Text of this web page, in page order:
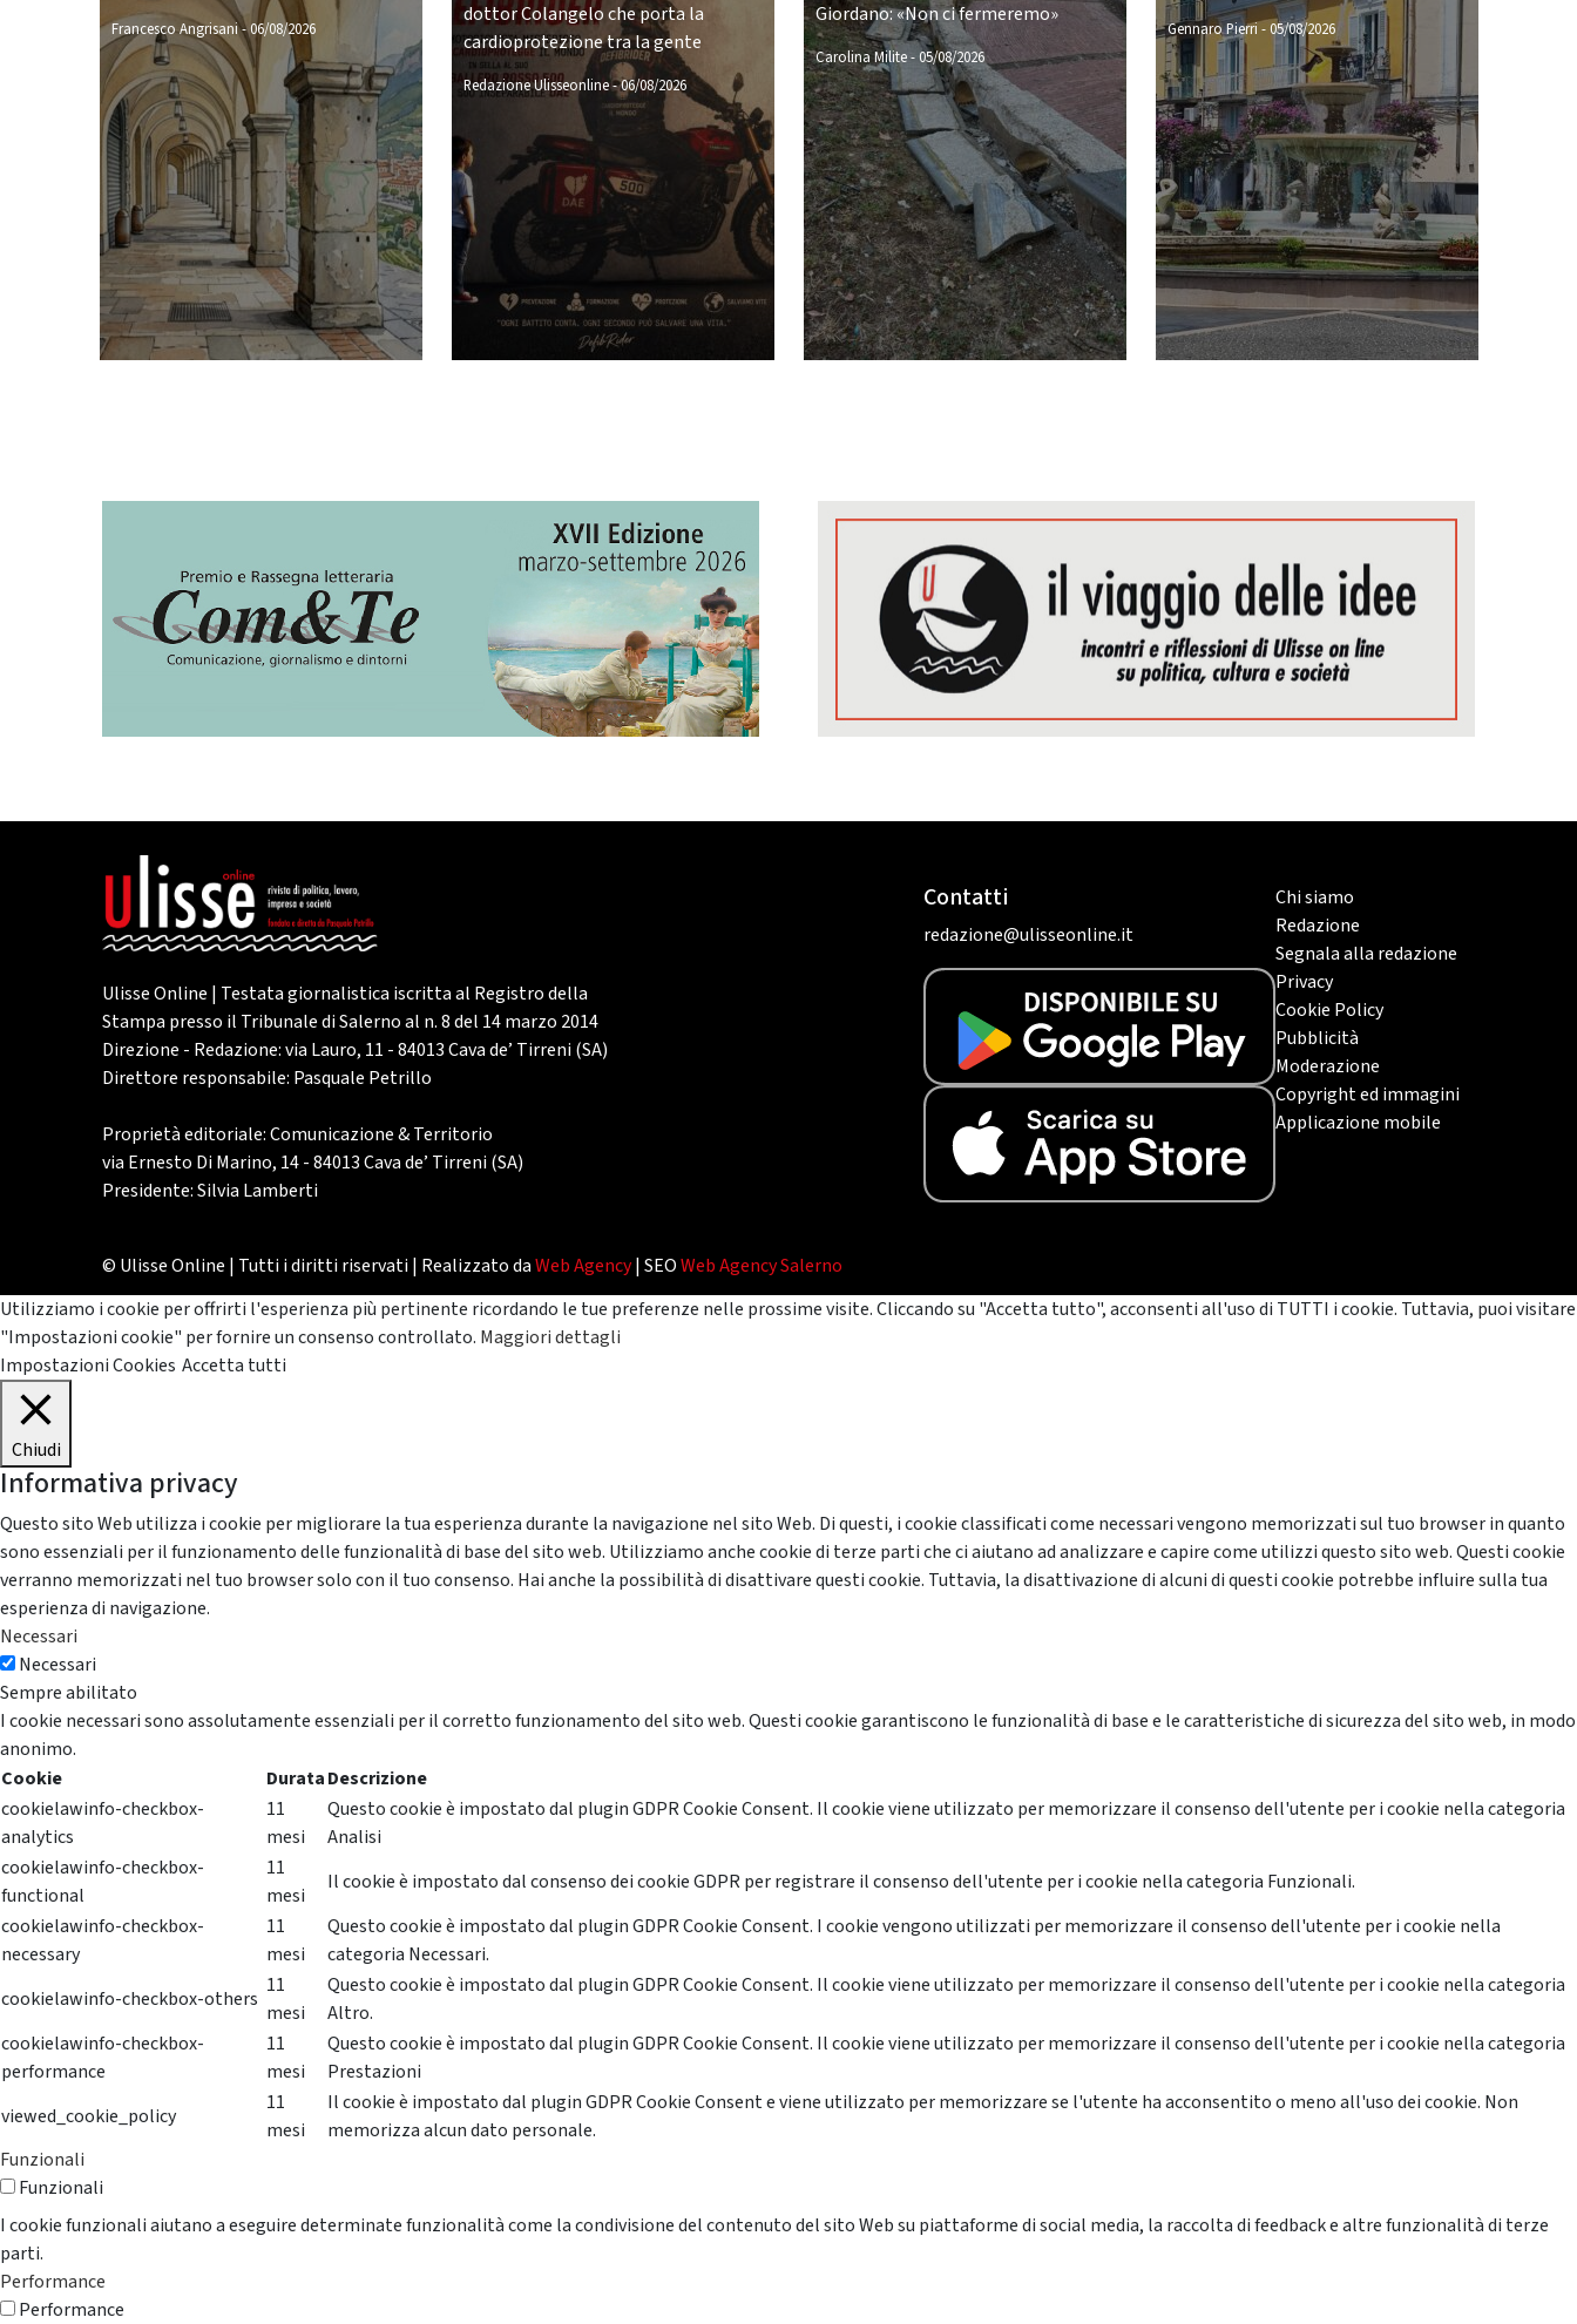
Francesco Angrisani-06/08/2026
dottor Colangelo che porta la
cardioprotezione tra la gente
Redazione Ulisseonline-06/08/2026
Giordano: «Non ci fermeremo»
Carolina Milite- 05/08/2026
Gennaro Pierri -05/08/2026
Ulisse Online | Testata giornalistica iscritta al Registro della
Stampa presso il Tribunale di Salerno al n. 8 del 14 marzo 2014
Direzione - Redazione: via Lauro, 11 - 84013 Cava de’ Tirreni (SA)
Direttore responsabile: Pasquale Petrillo
Proprietà editoriale: Comunicazione & Territorio
via Ernesto Di Marino, 14 - 84013 Cava de’ Tirreni (SA)
Presidente: Silvia Lamberti
Contatti
redazione@ulisseonline.it
Chi siamo
Redazione
Segnala alla redazione
Privacy
Cookie Policy
Pubblicità
Moderazione
Copyright ed immagini
Applicazione mobile
© Ulisse Online | Tutti i diritti riservati | Realizzato daWeb Agency| SEOWeb Agency Salerno
Utilizziamo i cookie per offrirti l'esperienza più pertinente ricordando le tue preferenze nelle prossime visite. Cliccando su "Accetta tutto", acconsenti all'uso di TUTTI i cookie. Tuttavia, puoi visitare
"Impostazioni cookie" per fornire un consenso controllato. Maggiori dettagli
Impostazioni Cookies Accetta tutti
Chiudi
Informativa privacy
Questo sito Web utilizza i cookie per migliorare la tua esperienza durante la navigazione nel sito Web. Di questi, i cookie classificati come necessari vengono memorizzati sul tuo browser in quanto
sono essenziali per il funzionamento delle funzionalità di base del sito web. Utilizziamo anche cookie di terze parti che ci aiutano ad analizzare e capire come utilizzi questo sito web. Questi cookie
verranno memorizzati nel tuo browser solo con il tuo consenso. Hai anche la possibilità di disattivare questi cookie. Tuttavia, la disattivazione di alcuni di questi cookie potrebbe influire sulla tua
esperienza di navigazione.
Necessari
Necessari
Sempre abilitato
I cookie necessari sono assolutamente essenziali per il corretto funzionamento del sito web. Questi cookie garantiscono le funzionalità di base e le caratteristiche di sicurezza del sito web, in modo
anonimo.
Cookie
DurataDescrizione
cookielawinfo-checkbox-
analytics
11
mesi
Questo cookie è impostato dal plugin GDPR Cookie Consent. Il cookie viene utilizzato per memorizzare il consenso dell'utente per i cookie nella categoria
Analisi
cookielawinfo-checkbox-
functional
11
mesi
Il cookie è impostato dal consenso dei cookie GDPR per registrare il consenso dell'utente per i cookie nella categoria Funzionali.
cookielawinfo-checkbox-
necessary
11
mesi
Questo cookie è impostato dal plugin GDPR Cookie Consent. I cookie vengono utilizzati per memorizzare il consenso dell'utente per i cookie nella
categoria Necessari.
cookielawinfo-checkbox-others
11
mesi
Questo cookie è impostato dal plugin GDPR Cookie Consent. Il cookie viene utilizzato per memorizzare il consenso dell'utente per i cookie nella categoria
Altro.
cookielawinfo-checkbox-
performance
11
mesi
Questo cookie è impostato dal plugin GDPR Cookie Consent. Il cookie viene utilizzato per memorizzare il consenso dell'utente per i cookie nella categoria
Prestazioni
viewed_cookie_policy
11
mesi
Il cookie è impostato dal plugin GDPR Cookie Consent e viene utilizzato per memorizzare se l'utente ha acconsentito o meno all'uso dei cookie. Non
memorizza alcun dato personale.
Funzionali
Funzionali
I cookie funzionali aiutano a eseguire determinate funzionalità come la condivisione del contenuto del sito Web su piattaforme di social media, la raccolta di feedback e altre funzionalità di terze
parti.
Performance
Performance